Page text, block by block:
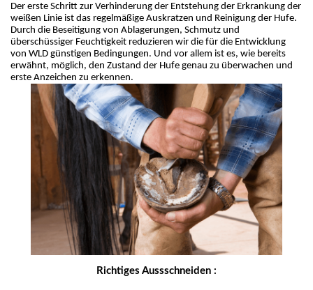
Der erste Schritt zur Verhinderung der Entstehung der Erkrankung der
weißen Linie ist das regelmäßige Auskratzen und Reinigung der Hufe.
Durch die Beseitigung von Ablagerungen, Schmutz und
überschüssiger Feuchtigkeit reduzieren wir die für die Entwicklung
von WLD günstigen Bedingungen. Und vor allem ist es, wie bereits
erwähnt, möglich, den Zustand der Hufe genau zu überwachen und
erste Anzeichen zu erkennen.
Richtiges Aussschneiden :